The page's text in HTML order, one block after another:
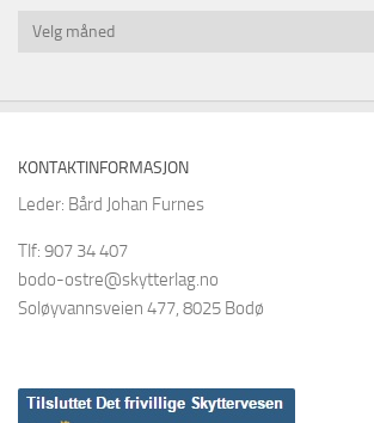
Arkiv
KONTAKTINFORMASJON
Leder: Bård Johan Furnes
Tlf: 907 34 407
bodo-ostre@skytterlag.no
Soløyvannsveien 477, 8025 Bodø